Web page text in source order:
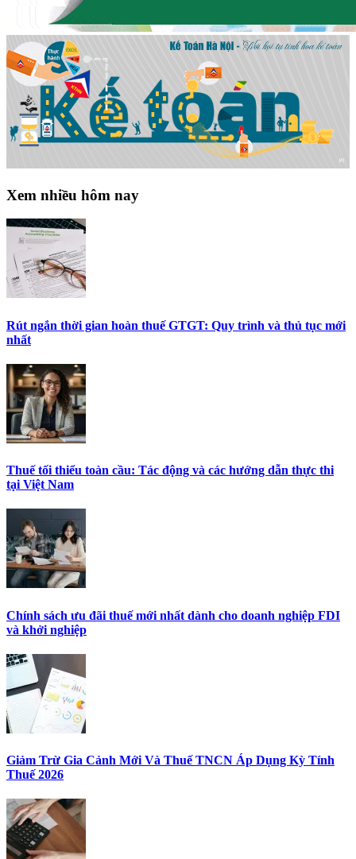
Xem nhiều hôm nay
Rút ngắn thời gian hoàn thuế GTGT: Quy trình và thủ tục mới
nhất
Thuế tối thiểu toàn cầu: Tác động và các hướng dẫn thực thi
tại Việt Nam
Chính sách ưu đãi thuế mới nhất dành cho doanh nghiệp FDI
và khởi nghiệp
Giảm Trừ Gia Cảnh Mới Và Thuế TNCN Áp Dụng Kỳ Tính
Thuế 2026